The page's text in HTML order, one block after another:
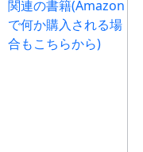
関連の書籍(Amazon
で何か購入される場
合もこちらから)